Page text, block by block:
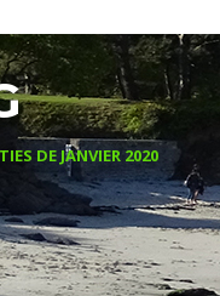
DE JANVIER 2020